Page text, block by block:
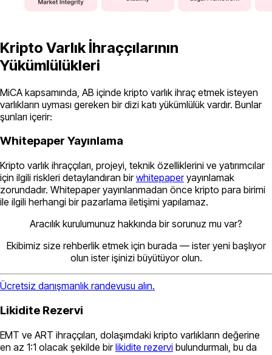
Kripto Varlık İhraççılarının
Yükümlülükleri
MiCA kapsamında, AB içinde kripto varlık ihraç etmek isteyen
varlıkların uyması gereken bir dizi katı yükümlülük vardır. Bunlar
şunları içerir:
Whitepaper Yayınlama
Kripto varlık ihraççıları, projeyi, teknik özelliklerini ve yatırımcılar
için ilgili riskleri detaylandıran birwhitepaperyayınlamak
zorundadır. Whitepaper yayınlanmadan önce kripto para birimi
ile ilgili herhangi bir pazarlama iletişimi yapılamaz.
Aracılık kurulumunuz hakkında bir sorunuz mu var?
Ekibimiz size rehberlik etmek için burada — ister yeni başlıyor
olun ister işinizi büyütüyor olun.
Ücretsiz danışmanlık randevusu alın.
Likidite Rezervi
EMT ve ART ihraççıları, dolaşımdaki kripto varlıkların değerine
en az 1:1 olacak şekilde birlikidite rezervi bulundurmalı, bu da